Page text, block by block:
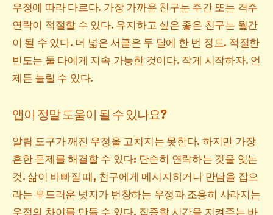
우정에 따라 다르다. 가장 가까운 친구는 주간 또는 격주
연락이 적절할 수 있다. 유지하고 싶은 좋은 친구는 월간
이 될 수 있다. 더 넓은 서클은 두 달에 한 번 정도. 적절한
빈도는 둘 다에게 지속 가능한 것이다. 작게 시작하자. 언
제든 늘릴 수 있다.
앱이 정말 도움이 될 수 있나요?
알림 도구가 깨진 우정을 고치지는 못한다. 하지만 가장
흔한 문제를 해결할 수 있다: 단순히 연락하는 것을 잊는
것. 삶이 바빠질 때, 친구에게 메시지하거나 만남을 잡으
라는 부드러운 넛지가 번창하는 우정과 조용히 사라지는
우정의 차이를 만들 수 있다. 집중할 시간을 지켜주는 바